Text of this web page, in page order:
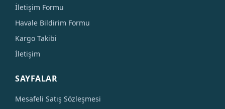
İletişim Formu
Havale Bildirim Formu
Kargo Takibi
İletişim
SAYFALAR
Mesafeli Satış Sözleşmesi